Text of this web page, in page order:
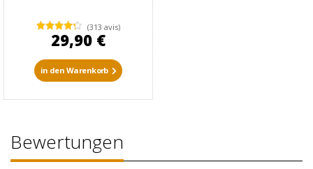
(313 avis)
29,90 €
in den Warenkorb
Bewertungen